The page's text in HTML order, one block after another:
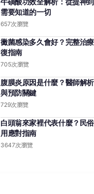
需要知道的一切
657次瀏覽
黴菌感染多久會好？完整治
復指南
705次瀏覽
腹膜炎原因是什麼？醫師解
與預防關鍵
729次瀏覽
白頭翁來家裡代表什麼？民
用應對指南
3647次瀏覽